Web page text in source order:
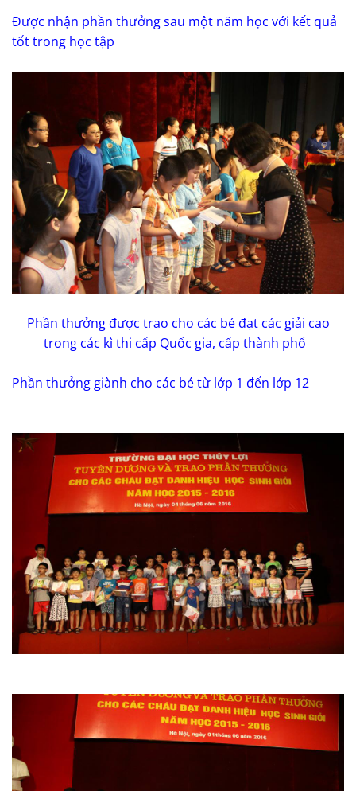
Được nhận phần thưởng sau một năm học với kết quả
tốt trong học tập
Phần thưởng được trao cho các bé đạt các giải cao
trong các kì thi cấp Quốc gia, cấp thành phố
Phần thưởng giành cho các bé từ lớp 1 đến lớp 12